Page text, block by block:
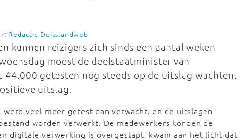
Redactie Duitslandweb
kunnen reizigers zich sinds een aantal weken
moest de deelstaatminister van
44.000 getesten nog steeds op de uitslag wachten.
uitslag.
veel meer getest dan verwacht, en de uitslagen
worden verwerkt. De medewerkers konden de
digitale verwerking is overgestapt, kwam aan het licht dat